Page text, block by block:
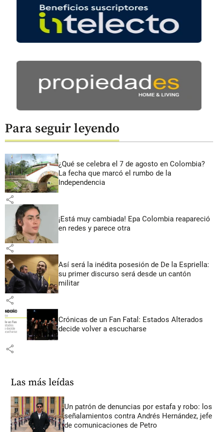
Para seguir leyendo
¿Qué se celebra el 7 de agosto en Colombia?
La fecha que marcó el rumbo de la
Independencia
share
¡Está muy cambiada! Epa Colombia reapareció
en redes y parece otra
share
Así será la inédita posesión de De la Espriella:
su primer discurso será desde un cantón
militar
share
Crónicas de un Fan Fatal: Estados Alterados
decide volver a escucharse
share
Las más leídas
Un patrón de denuncias por estafa y robo: los
señalamientos contra Andrés Hernández, jefe
de comunicaciones de Petro